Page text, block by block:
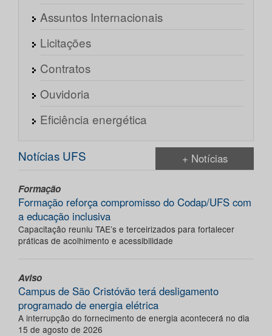
Assuntos Internacionais
Licitações
Contratos
Ouvidoria
Eficiência energética
Notícias UFS + Notícias
Formação
Formação reforça compromisso do Codap/UFS com
a educação inclusiva
Capacitação reuniu TAE’s e terceirizados para fortalecer
práticas de acolhimento e acessibilidade
Aviso
Campus de São Cristóvão terá desligamento
programado de energia elétrica
A interrupção do fornecimento de energia acontecerá no dia
15 de agosto de 2026